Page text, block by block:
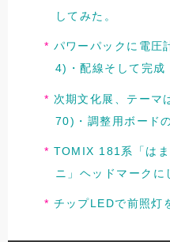
してみた。
パワーパックに電圧
4)・配線そして完成
次期文化展、テーマ
70)・調整用ボード
TOMIX 181系「は
ニ」ヘッドマークに
チップLEDで前照灯